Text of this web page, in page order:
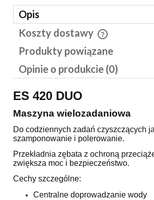
Opis
Koszty dostawy
Cena nie zawiera ewentualnych kosztów
Produkty powiązane
Opinie o produkcie (0)
ES 420 DUO
Maszyna wielozadaniowa
Do codziennych zadań czyszczących
szamponowanie i polerowanie.
Przekładnia zębata z ochroną
zwiększa moc i bezpieczeństwo.
Cechy szczególne:
Centralne doprowadzanie wody